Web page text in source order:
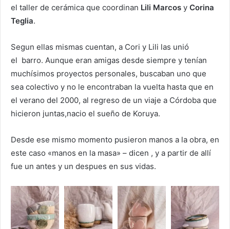
el taller de cerámica que coordinan Lili Marcos y Corina
Teglia.
Segun ellas mismas cuentan, a Cori y Lili las unió
el barro. Aunque eran amigas desde siempre y tenían
muchísimos proyectos personales, buscaban uno que
sea colectivo y no le encontraban la vuelta hasta que en
el verano del 2000, al regreso de un viaje a Córdoba que
hicieron juntas,nacio el sueño de Koruya.
Desde ese mismo momento pusieron manos a la obra, en
este caso «manos en la masa» – dicen , y a partir de allí
fue un antes y un despues en sus vidas.